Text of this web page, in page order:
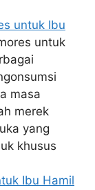
untuk Ibu
untuk
masa
merek
yang
khusus
Ibu Hamil